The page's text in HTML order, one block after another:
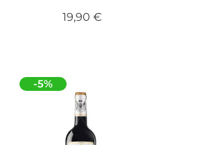
19,90 €Precio
-5%